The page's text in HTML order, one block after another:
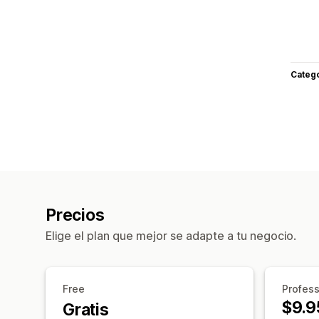
Precios
Elige el plan que mejor se adapte a tu negocio.
Free
Gratis